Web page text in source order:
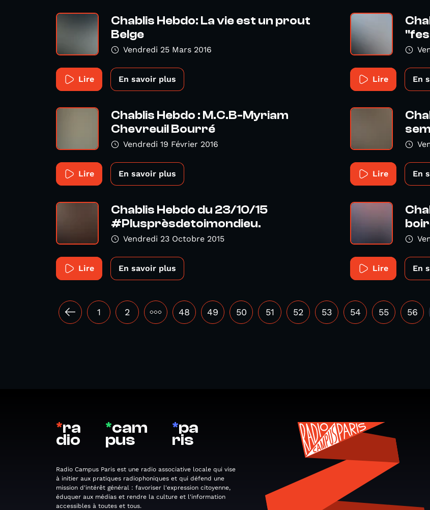
Chablis Hebdo: La vie est un prout
Belge
Vendredi 25 Mars 2016
Lire En savoir plus Lire En
Chablis Hebdo : M.C.B-Myriam
Chevreuil Bourré
Vendredi 19 Février 2016
Lire En savoir plus Lire En
Chablis Hebdo du 23/10/15
#Plusprèsdetoimondieu.
Vendredi 23 Octobre 2015
Lire En savoir plus Lire En
1 2 ••• 48 49 50 51 52 53 54 55 56
*ra
dio
*cam
pus
*pa
ris
Radio Campus Paris est une radio associative locale qui vise
à initier aux pratiques radiophoniques et qui défend une
mission d'intérêt général : favoriser l'expression citoyenne,
éduquer aux médias et rendre la culture et l'information
accessibles à toutes et tous.